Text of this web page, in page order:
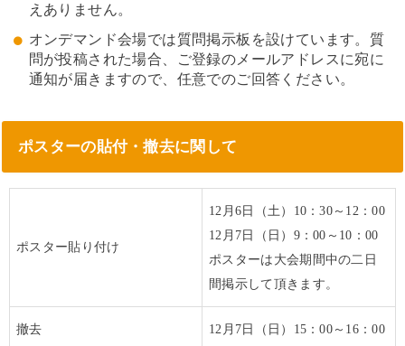
えありません。
オンデマンド会場では質問掲示板を設けています。質
問が投稿された場合、ご登録のメールアドレスに宛に
通知が届きますので、任意でのご回答ください。
ポスターの貼付・撤去に関して
ポスター貼り付け
12月6日（土）10：30～12：00
12月7日（日）9：00～10：00
ポスターは大会期間中の二日
間掲示して頂きます。
撤去 12月7日（日）15：00～16：00